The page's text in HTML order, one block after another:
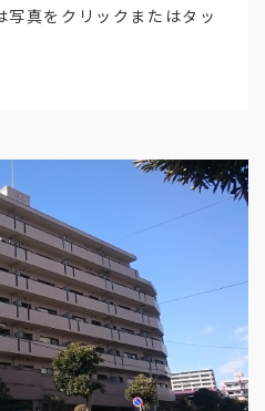
真をクリックまたはタッ